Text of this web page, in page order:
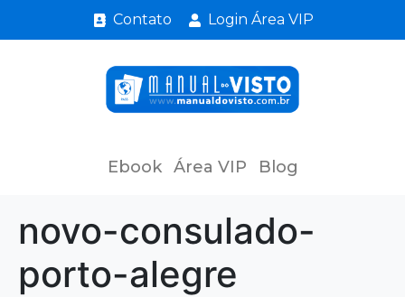
Contato Login Área VIP
Ebook Área VIP Blog
novo-consulado-
porto-alegre